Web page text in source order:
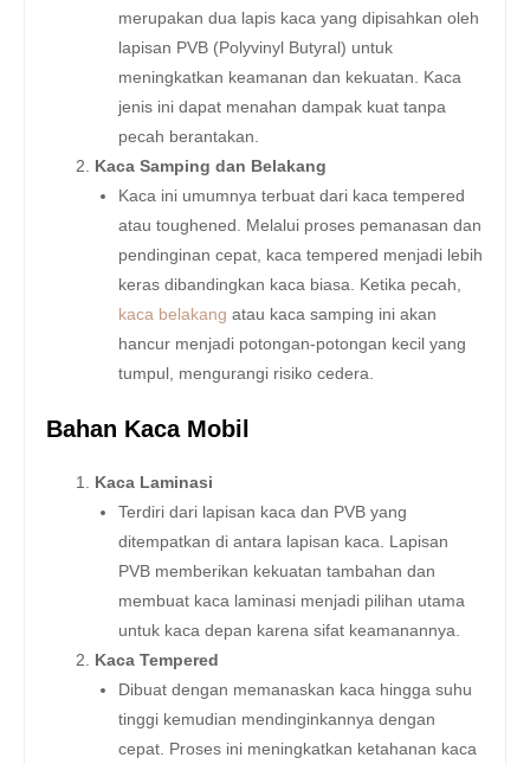
merupakan dua lapis kaca yang dipisahkan oleh
lapisan PVB (Polyvinyl Butyral) untuk
meningkatkan keamanan dan kekuatan. Kaca
jenis ini dapat menahan dampak kuat tanpa
pecah berantakan.
Kaca Samping dan Belakang
Kaca ini umumnya terbuat dari kaca tempered
atau toughened. Melalui proses pemanasan dan
pendinginan cepat, kaca tempered menjadi lebih
keras dibandingkan kaca biasa. Ketika pecah,
kaca belakang atau kaca samping ini akan
hancur menjadi potongan-potongan kecil yang
tumpul, mengurangi risiko cedera.
Bahan Kaca Mobil
Kaca Laminasi
Terdiri dari lapisan kaca dan PVB yang
ditempatkan di antara lapisan kaca. Lapisan
PVB memberikan kekuatan tambahan dan
membuat kaca laminasi menjadi pilihan utama
untuk kaca depan karena sifat keamanannya.
Kaca Tempered
Dibuat dengan memanaskan kaca hingga suhu
tinggi kemudian mendinginkannya dengan
cepat. Proses ini meningkatkan ketahanan kaca